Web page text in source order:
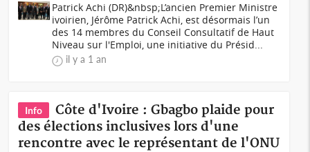
Patrick Achi (DR)&nbsp;L’ancien Premier Ministre
ivoirien, Jérôme Patrick Achi, est désormais l’un
des 14 membres du Conseil Consultatif de Haut
Niveau sur l'Emploi, une initiative du Présid...
il y a 1 an
Info
Côte d'Ivoire : Gbagbo plaide pour
des élections inclusives lors d'une
rencontre avec le représentant de l'ONU